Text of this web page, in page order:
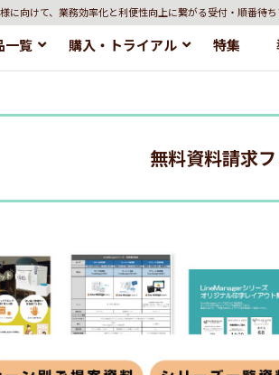
向けて、業務効率化と利便性向上に繋がる受付・順番待ち
一覧 購入・トライアル 特集
無料資料請求